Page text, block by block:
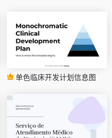
单色临床开发计划信息图